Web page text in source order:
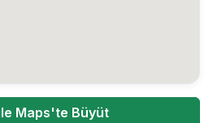
Maps'te Büyüt